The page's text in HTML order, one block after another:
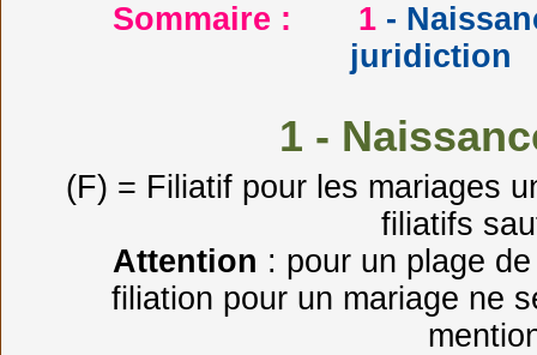
Sommaire : 1 -
juridiction
1 -
(F) = Filiatif pour les mariages
filiatifs
Attention : pour un plage
filiation pour un mariage ne